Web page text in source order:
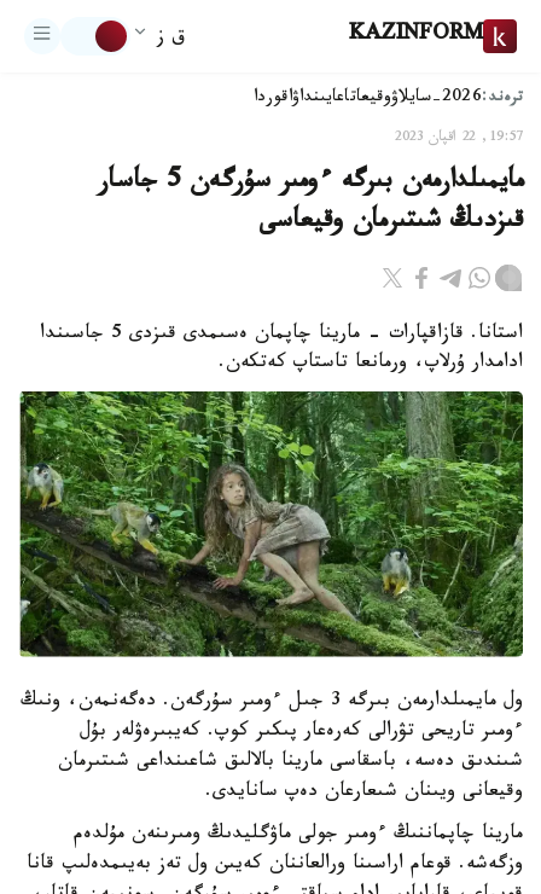
KAZINFORM ق ز
ترەند:2026-سايلاۋ وقيعاتاعايىنداۋاقوردا
19:57, 22 اقپان 2023
مايمىلدارمەن بىرگە ءومىر سۇرگەن 5 جاسار
قىزدىڭ شىتىرمان وقيعاسى
استانا. قازاقپارات - مارينا چاپمان ەسىمدى قىزدى 5 جاسىندا
ادامدار ۇرلاپ، ورمانعا تاستاپ كەتكەن.
ول مايمىلدارمەن بىرگە 3 جىل ءومىر سۇرگەن. دەگەنمەن، ونىڭ
ءومىر تاريحى تۋرالى كەرەعار پىكىر كوپ. كەيبىرەۋلەر بۇل
شىندىق دەسە، باسقاسى مارينا بالالىق شاعىنداعى شىتىرمان
وقيعانى ويىنان شىعارعان دەپ سانايدى.
مارينا چاپماننىڭ ءومىر جولى ماۋگليدىڭ ومىرىنەن مۇلدەم
وزگەشە. قوعام اراسىنا ورالعاننان كەيىن ول تەز بەيىمدەلىپ قانا